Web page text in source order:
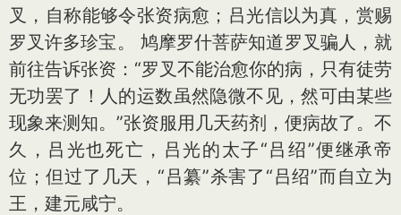
叉，自称能够令张资病愈；吕光信以为真，赏赐
罗叉许多珍宝。 鸠摩罗什菩萨知道罗叉骗人，就
前往告诉张资：“罗叉不能治愈你的病，只有徒劳
无功罢了！人的运数虽然隐微不见，然可由某些
现象来测知。”张资服用几天药剂，便病故了。不
久，吕光也死亡，吕光的太子“吕绍”便继承帝
位；但过了几天，“吕纂”杀害了“吕绍”而自立为
王，建元咸宁。